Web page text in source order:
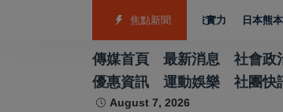
焦點新聞
泳射箭籃球跆拳道展現青年競技實力 日本熊本強震賑
傳媒首頁 最新消息 社會政
優惠資訊
運動娛樂 社團快
August 7, 2026